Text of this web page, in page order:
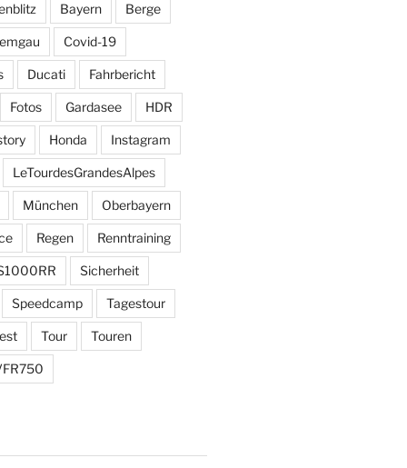
Bayern Berge
Covid-19
Ducati Fahrbericht
Fotos Gardasee HDR
Honda Instagram
LeTourdesGrandesAlpes
München Oberbayern
Regen Renntraining
Sicherheit
Speedcamp Tagestour
Tour Touren